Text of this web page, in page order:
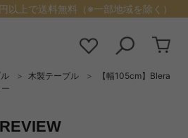
以上で送料無料（※一部地域を除く）
木製テーブル
【幅105cm】Blera
REVIEW